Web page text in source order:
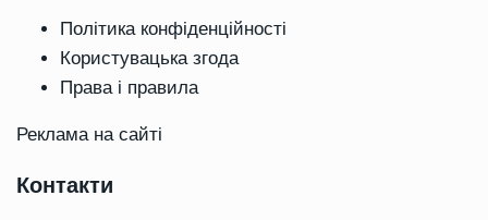
Політика конфіденційності
Користувацька згода
Права і правила
Реклама на сайті
Контакти